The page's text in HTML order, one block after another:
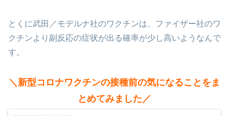
とくに武田／モデルナ社のワクチンは、ファイザー社のワ
クチンより副反応の症状が出る確率が少し高いようなんで
す。
＼新型コロナワクチンの接種前の気になることをま
とめてみました／